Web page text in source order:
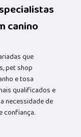
canino
que
pet shop
e tosa
qualificados e
necessidade de
confiança.